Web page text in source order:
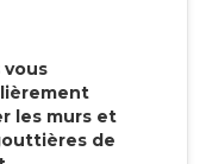
vous
les murs et
de